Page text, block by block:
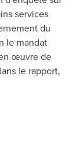
services
du
le mandat
œuvre de
le rapport,